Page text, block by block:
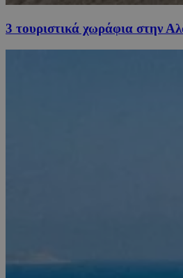
3 τουριστικά χωράφια στην